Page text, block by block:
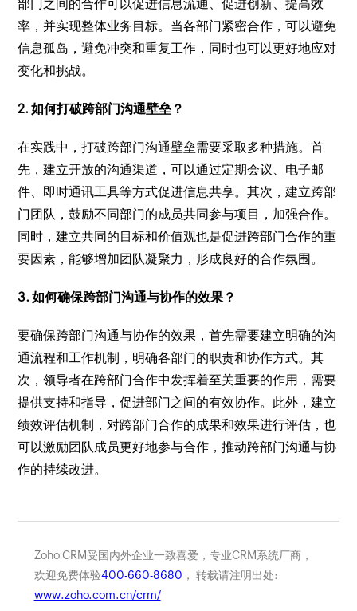
部门之间的合作可以促进信息流通、促进创新、提高效
率，并实现整体业务目标。当各部门紧密合作，可以避免
信息孤岛，避免冲突和重复工作，同时也可以更好地应对
变化和挑战。
2. 如何打破跨部门沟通壁垒？
在实践中，打破跨部门沟通壁垒需要采取多种措施。首
先，建立开放的沟通渠道，可以通过定期会议、电子邮
件、即时通讯工具等方式促进信息共享。其次，建立跨部
门团队，鼓励不同部门的成员共同参与项目，加强合作。
同时，建立共同的目标和价值观也是促进跨部门合作的重
要因素，能够增加团队凝聚力，形成良好的合作氛围。
3. 如何确保跨部门沟通与协作的效果？
要确保跨部门沟通与协作的效果，首先需要建立明确的沟
通流程和工作机制，明确各部门的职责和协作方式。其
次，领导者在跨部门合作中发挥着至关重要的作用，需要
提供支持和指导，促进部门之间的有效协作。此外，建立
绩效评估机制，对跨部门合作的成果和效果进行评估，也
可以激励团队成员更好地参与合作，推动跨部门沟通与协
作的持续改进。
Zoho CRM受国内外企业一致喜爱，专业CRM系统厂商，
欢迎免费体验400-660-8680 ， 转载请注明出处:
www.zoho.com.cn/crm/